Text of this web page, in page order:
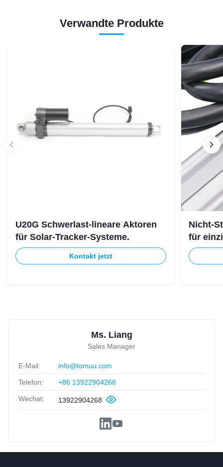
Verwandte Produkte
U20G Schwerlast-lineare Aktoren
für Solar-Tracker-Systeme.
Kontakt jetzt
Nicht-
für
Ms. Liang
Sales Manager
E-Mail: info@tomuu.com
Telefon: +86 13922904268
Wechat: 13922904268